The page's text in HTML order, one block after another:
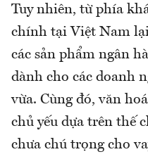
Tuy nhiên, từ phía
chính tại Việt Nam
các sản phẩm ngân
dành cho các doanh
vừa. Cùng đó, văn
chủ yếu dựa trên thế
chưa chú trọng cho